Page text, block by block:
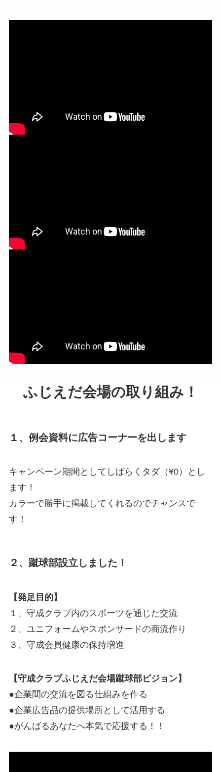
ふじえだ会場の取り組み！
１、例会資料に広告コーナーを出します
キャンペーン期間としてしばらくタダ（¥0）とし
ます！
カラーで勝手に掲載してくれるのでチャンスで
す！
２、蹴球部設立しました！
【発足目的】
１、守成クラブ内のスポーツを通じた交流
２、ユニフォームやスポンサードの商流作り
３、守成会員健康の保持増進
【守成クラブふじえだ会場蹴球部ビジョン】
●企業間の交流を図る仕組みを作る
●企業広告品の提供場所として活用する
●がんばるあなたへ本気で応援する！！